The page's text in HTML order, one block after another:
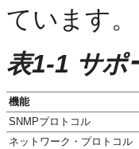
ています。
表1-1 サポ
機能
SNMPプロトコル
ネットワーク・プロトコル